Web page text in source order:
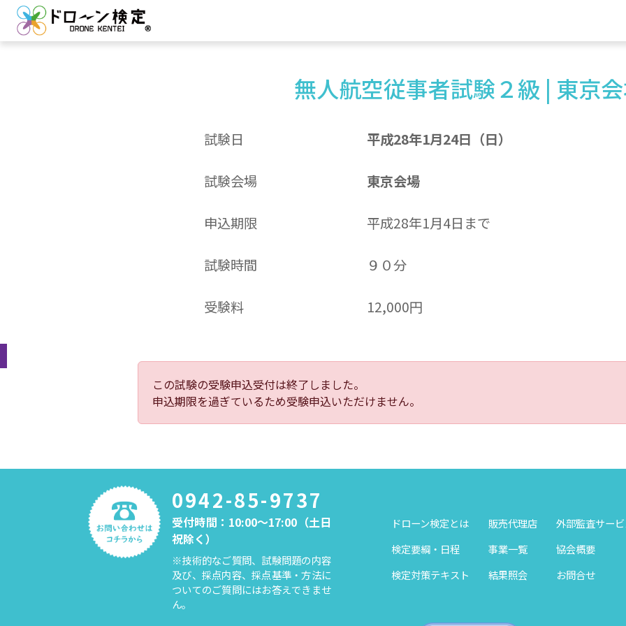
無人航空従事者試験２級 | 東京
試験日 平成28年1月24日（日）
試験会場 東京会場
申込期限 平成28年1月4日まで
試験時間 ９０分
受験料 12,000円
この試験の受験申込受付は終了しました。
申込期限を過ぎているため受験申込いただけません。
0942-85-9737
受付時間：10:00～17:00（土日
祝除く）
※技術的なご質問、試験問題の内容
及び、採点内容、採点基準・方法に
ついてのご質問にはお答えできませ
ん。
ドローン検定とは
検定要綱・日程
検定対策テキスト
販売代理店
事業一覧
結果照会
外部監査サー
協会概要
お問合せ